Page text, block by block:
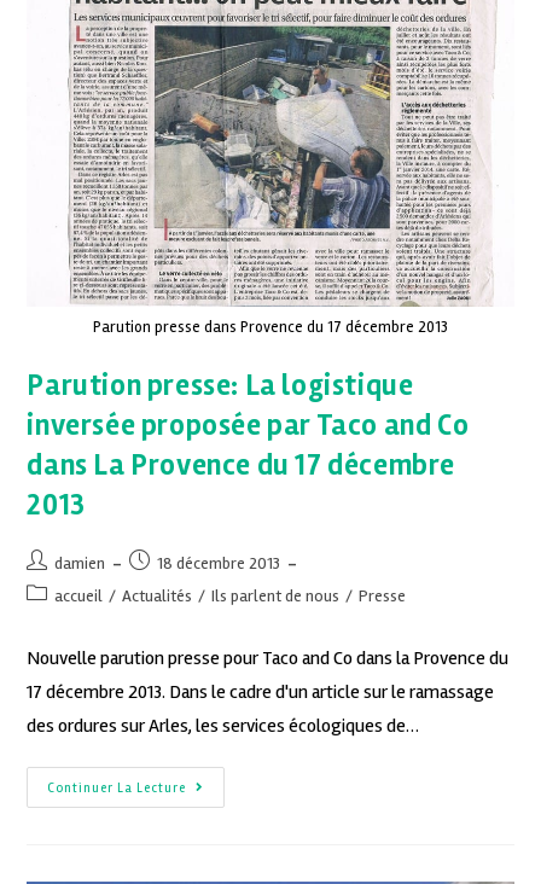
Parution presse dans Provence du 17 décembre 2013
Parution presse: La logistique
inversée proposée par Taco and Co
dans La Provence du 17 décembre
2013
damien
18 décembre 2013
accueil / Actualités / Ils parlent de nous / Presse
Nouvelle parution presse pour Taco and Co dans la Provence du
17 décembre 2013. Dans le cadre d'un article sur le ramassage
des ordures sur Arles, les services écologiques de…
Continuer La Lecture